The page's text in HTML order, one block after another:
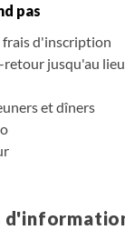
pas
frais d'inscription
jusqu'au
et dîners